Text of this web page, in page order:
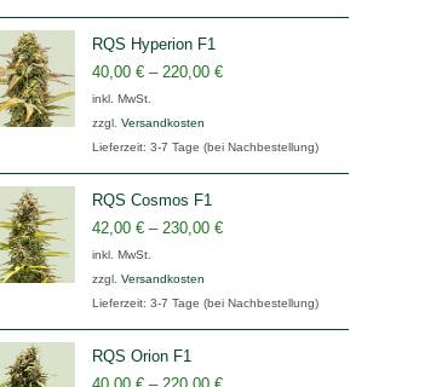
RQS Hyperion F1
40,00 € – 220,00 €
inkl. MwSt.
zzgl. Versandkosten
Lieferzeit: 3-7 Tage (bei Nachbestellung)
RQS Cosmos F1
42,00 € – 230,00 €
inkl. MwSt.
zzgl. Versandkosten
Lieferzeit: 3-7 Tage (bei Nachbestellung)
RQS Orion F1
40,00 € – 220,00 €